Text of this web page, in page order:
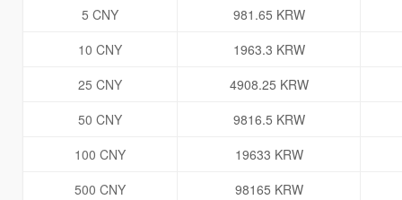
5 CNY
981.65 KRW
10 CNY
1963.3 KRW
25 CNY
4908.25 KRW
50 CNY
9816.5 KRW
100 CNY
19633 KRW
500 CNY
98165 KRW